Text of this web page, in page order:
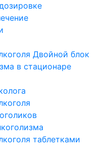
Двойной блок
в стационаре
таблетками